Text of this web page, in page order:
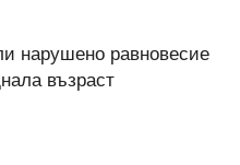
нарушено равновесие
възраст